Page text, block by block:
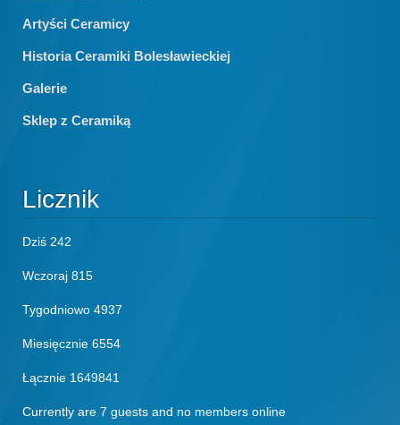
Artyści Ceramicy
Historia Ceramiki Bolesławieckiej
Galerie
Sklep z Ceramiką
Licznik
Dziś 242
Wczoraj 815
Tygodniowo 4937
Miesięcznie 6554
Łącznie 1649841
Currently are 7 guests and no members online